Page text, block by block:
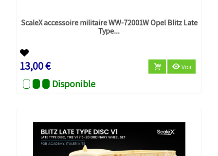
ScaleX accessoire militaire WW-72001W Opel Blitz Late
Type...
13,00 € Voir
Disponible